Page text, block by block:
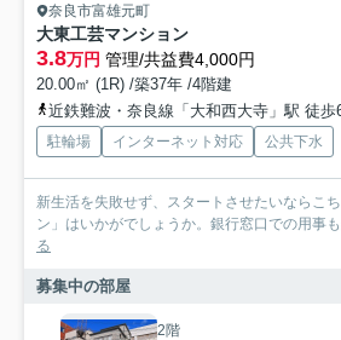
奈良市富雄元町
大東工芸マンション
3.8万円 管理/共益費4,000円
20.00㎡ (1R) /築37年 /4階建
近鉄難波・奈良線「大和西大寺」駅 徒歩
駐輪場 インターネット対応 公共下水
新生活を失敗せず、スタートさせたいならこ
ン」はいかがでしょうか。銀行窓口での用事
る
募集中の部屋
2階